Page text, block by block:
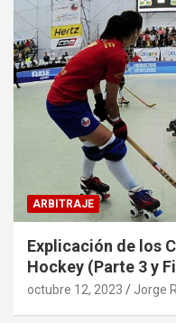
ARBITRAJE
Explicación de los
Hockey (Parte 3 y
octubre 12, 2023 Jorge